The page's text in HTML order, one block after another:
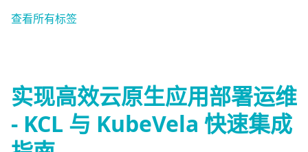
查看所有标签
实现高效云原生应用部署运维
- KCL 与 KubeVela 快速集成